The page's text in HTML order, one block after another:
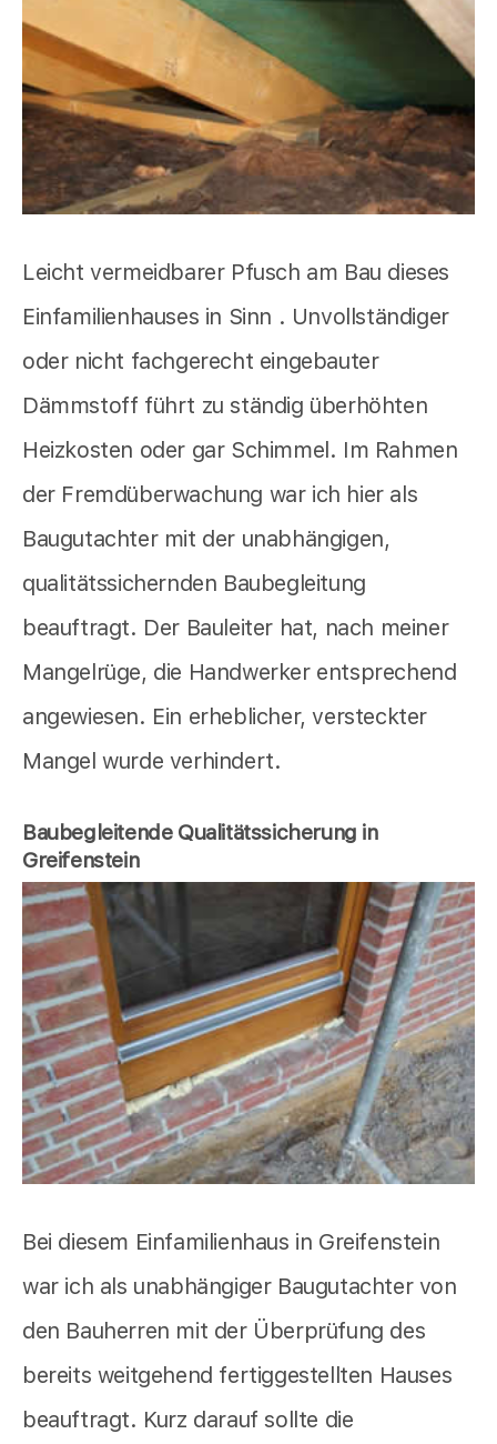
Leicht vermeidbarer Pfusch am Bau dieses
Einfamilienhauses in Sinn . Unvollständiger
oder nicht fachgerecht eingebauter
Dämmstoff führt zu ständig überhöhten
Heizkosten oder gar Schimmel. Im Rahmen
der Fremdüberwachung war ich hier als
Baugutachter mit der unabhängigen,
qualitätssichernden Baubegleitung
beauftragt. Der Bauleiter hat, nach meiner
Mangelrüge, die Handwerker entsprechend
angewiesen. Ein erheblicher, versteckter
Mangel wurde verhindert.
Baubegleitende Qualitätssicherung in
Greifenstein
Bei diesem Einfamilienhaus in Greifenstein
war ich als unabhängiger Baugutachter von
den Bauherren mit der Überprüfung des
bereits weitgehend fertiggestellten Hauses
beauftragt. Kurz darauf sollte die